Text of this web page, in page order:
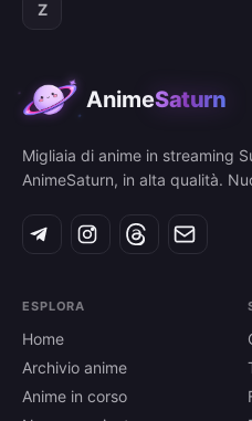
Z
AnimeSaturn
Migliaia di anime in streaming
AnimeSaturn, in alta qualità.
ESPLORA
Home
Archivio anime
Anime in corso